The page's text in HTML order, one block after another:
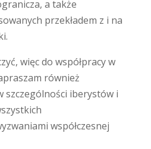
a także
przekładem z i na
więc do współpracy w
również
szczególności iberystów i
współczesnej